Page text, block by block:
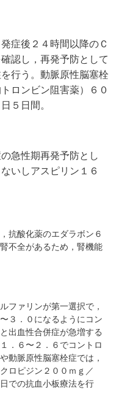
症後２４時間以降のＣ
認し，再発予防として
行う。動脈原性脳塞栓
ロンビン阻害薬）６０
５日間。
急性期再発予防とし
いしアスピリン１６
抗酸化薬のエダラボン６
不全があるため，腎機能
ファリンが第一選択で，
３．０になるようにコン
出血性合併症が急増する
．６〜２．６でコントロ
動脈原性脳塞栓症では，
ロピジン２００ｍｇ／
での抗血小板療法を行